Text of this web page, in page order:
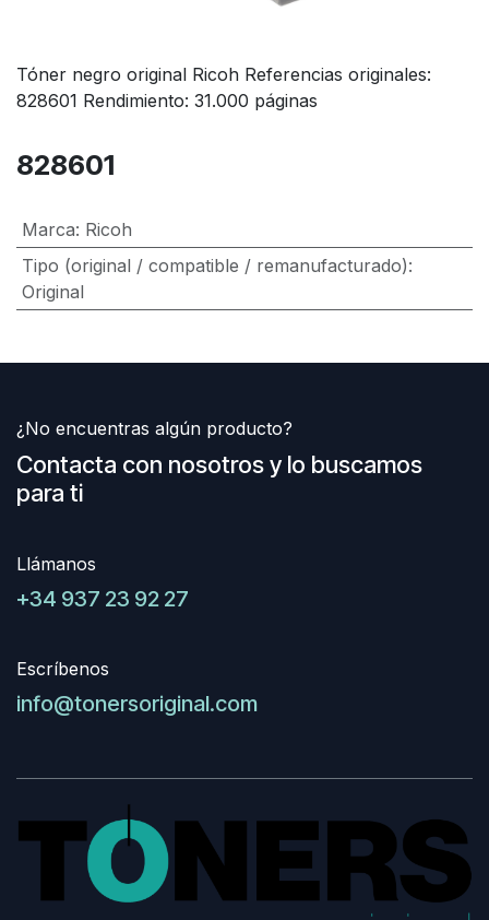
Tóner negro original Ricoh Referencias originales:
828601 Rendimiento: 31.000 páginas
828601
Marca: Ricoh
Tipo (original / compatible / remanufacturado):
Original
¿No encuentras algún producto?
Contacta con nosotros y lo buscamos
para ti
Llámanos
+34 937 23 92 27
Escríbenos
info@tonersoriginal.com